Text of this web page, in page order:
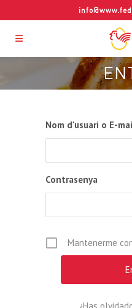
Nom d'usuari o E-
Contrasenya
Mantenerme